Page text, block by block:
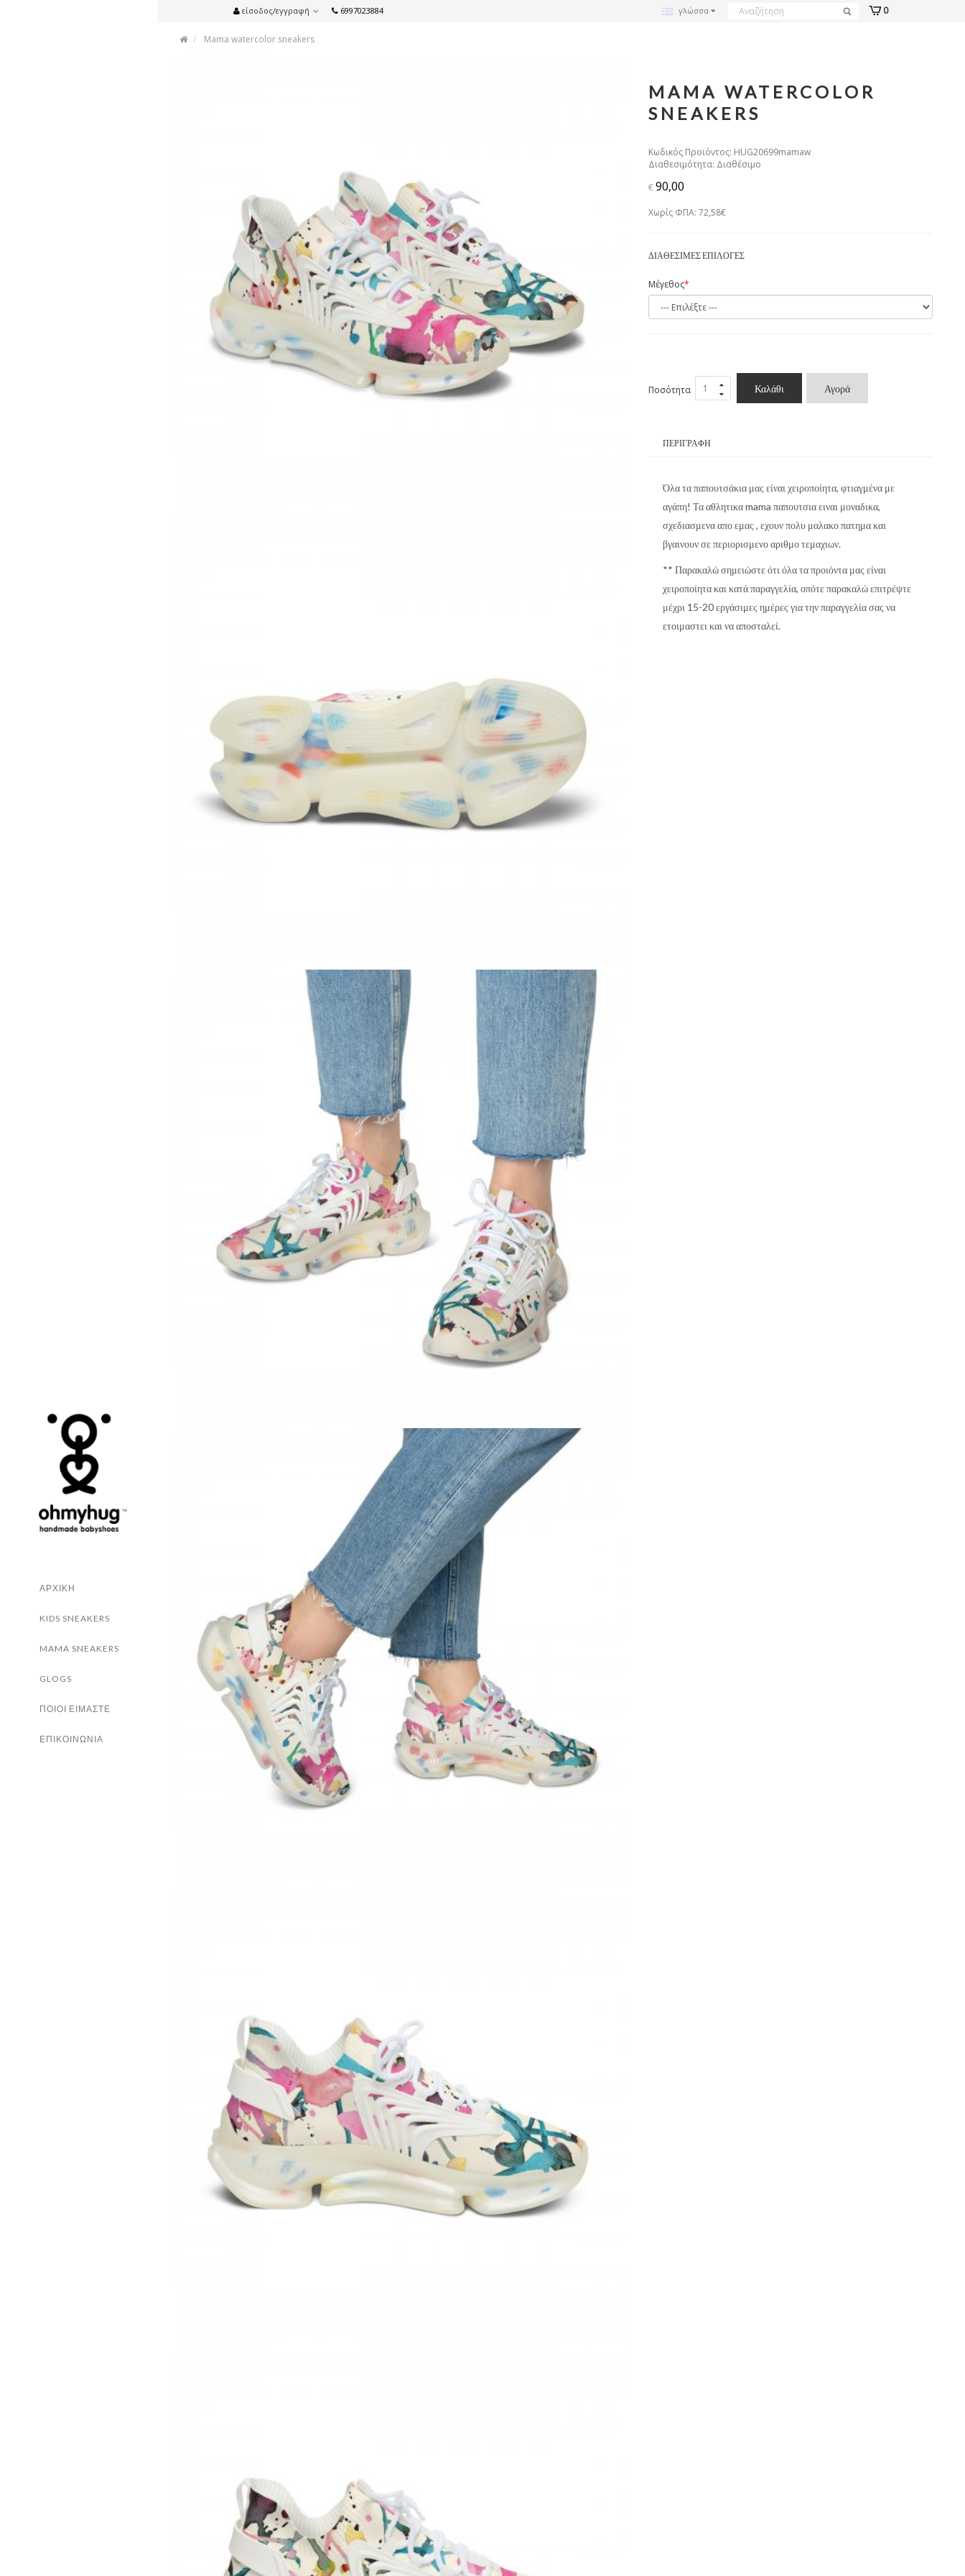
ΑΡΧΙΚΗ
KIDS SNEAKERS
MAMA SNEAKERS
GLOGS
ΠΟΙΟΙ ΕΙΜΑΣΤΕ
ΕΠΙΚΟΙΝΩΝΙΑ
είσοδος/εγγραφή 6997023884 0
γλώσσα
Mama watercolor sneakers
MAMA WATERCOLOR
SNEAKERS
Κωδικός Προϊόντος: HUG20699mamaw
Διαθεσιμότητα: Διαθέσιμο
€90,00
Χωρίς ΦΠΑ: 72,58€
ΔΙΑΘΈΣΙΜΕΣ ΕΠΙΛΟΓΈΣ
Μέγεθος
Ποσότητα Καλάθι Αγορά
ΠΕΡΙΓΡΑΦΉ
Όλα τα παπουτσάκια μας είναι χειροποίητα, φτιαγμένα με
αγάπη! Τα αθλητικα mama παπουτσια ειναι μοναδικα,
σχεδιασμενα απο εμας , εχουν πολυ μαλακο πατημα και
βγαινουν σε περιορισμενο αριθμο τεμαχιων.
** Παρακαλώ σημειώστε ότι όλα τα προιόντα μας είναι
χειροποίητα και κατά παραγγελία, οπότε παρακαλώ επιτρέψτε
μέχρι 15-20 εργάσιμες ημέρες για την παραγγελία σας να
ετοιμαστει και να αποσταλεί.